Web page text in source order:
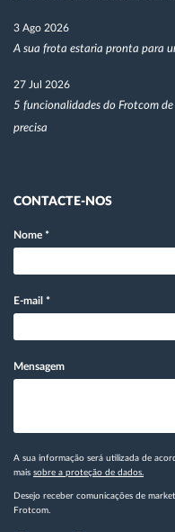
3 Ago 2026
A sua frota estaria pronta para
27 Jul 2026
5 funcionalidades do Frotcom
precisa
CONTACTE-NOS
Nome *
E-mail *
Mensagem
A sua informação será utilizada de
mais sobre a proteção de dados.
Desejo receber comunicações de
Frotcom.